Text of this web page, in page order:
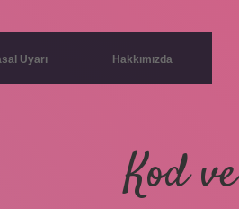
Uyarı Hakkımızda
Kod